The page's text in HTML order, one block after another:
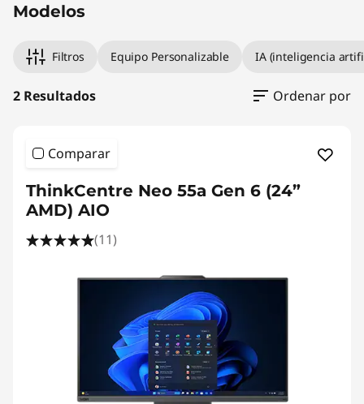
o
Modelos
Filtros Equipo Personalizable IA (inteligencia
2 Resultados Ordenar por
Comparar
ThinkCentre Neo 55a Gen 6 (24”
AMD) AIO
(11)